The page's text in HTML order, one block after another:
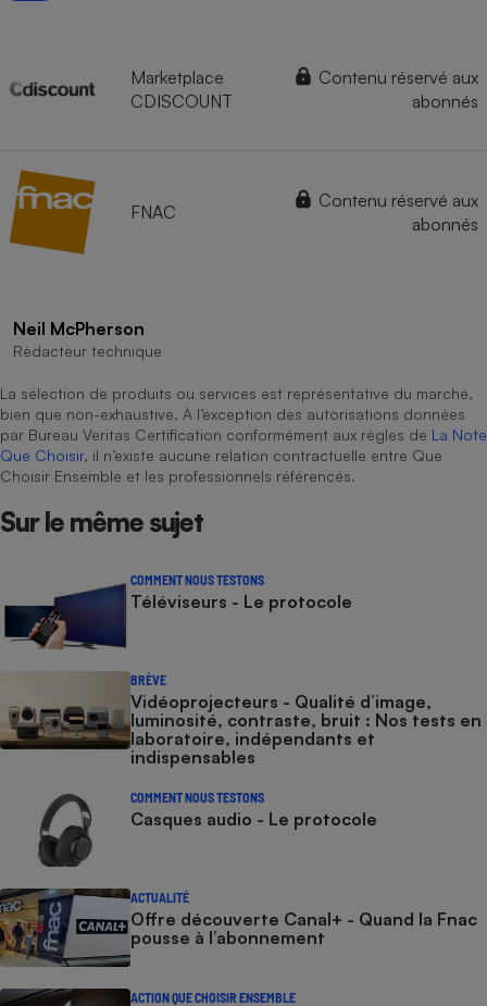
Marketplace
CDISCOUNT
Contenu réservé aux
abonnés
FNAC
Contenu réservé aux
abonnés
Neil McPherson
Rédacteur technique
La sélection de produits ou services est représentative du marché,
bien que non-exhaustive. À l’exception des autorisations données
par Bureau Veritas Certification conformément aux règles de La Note
Que Choisir, il n’existe aucune relation contractuelle entre Que
Choisir Ensemble et les professionnels référencés.
Sur le même sujet
COMMENT NOUS TESTONS
Téléviseurs - Le protocole
BRÈVE
Vidéoprojecteurs - Qualité d’image,
luminosité, contraste, bruit : Nos tests en
laboratoire, indépendants et
indispensables
COMMENT NOUS TESTONS
Casques audio - Le protocole
ACTUALITÉ
Offre découverte Canal+ - Quand la Fnac
pousse à l’abonnement
ACTION QUE CHOISIR ENSEMBLE